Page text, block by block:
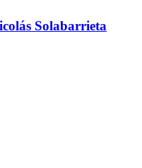
Solabarrieta